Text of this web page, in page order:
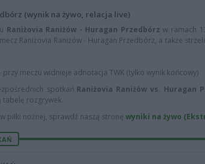
(wynik na żywo, relacja live)
Raniżovia Raniżów - Huragan Przedbórz w ramach
Raniżovia Raniżów - Huragan Przedbórz, a także
meczu widnieje adnotacja TWK (tylko wynik końcowy)
spotkań Raniżovia Raniżów vs. Huragan
tabelę rozgrywek.
piłki nożnej, sprawdź naszą stronę wyniki na żywo